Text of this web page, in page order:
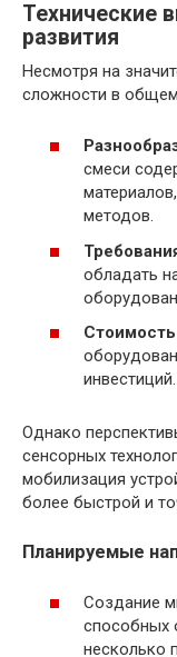
Технические
развития
Несмотря на
сложности в
смеси
методов.
обладать
инвестиций.
Однако
сенсорных
мобилизация
более быстрой и
Планируемые
Создание
способных
несколько